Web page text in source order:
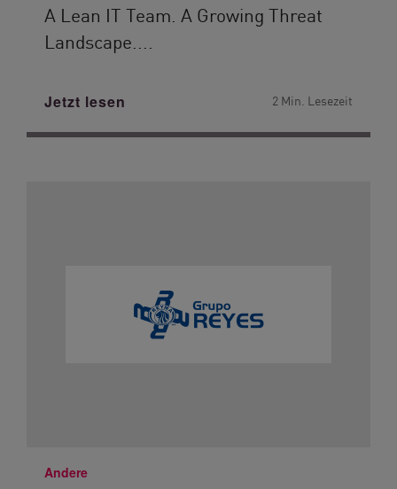
A Lean IT Team. A Growing Threat
Landscape....
Jetzt lesen 2 Min. Lesezeit
Andere